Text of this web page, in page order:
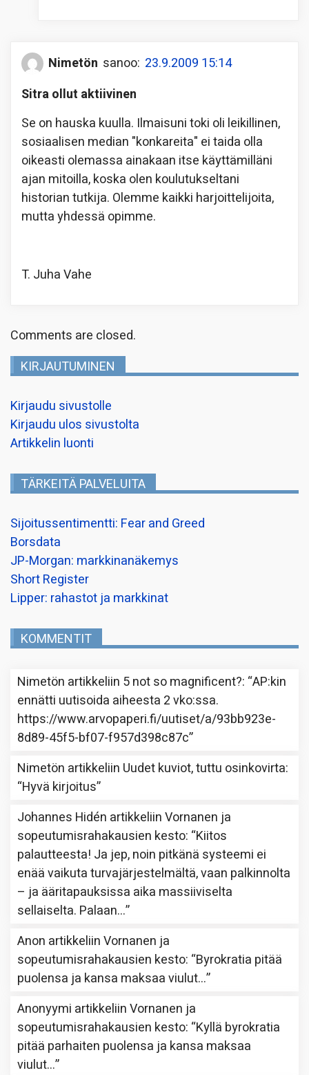
Nimetön sanoo: 23.9.2009 15:14
Sitra ollut aktiivinen
Se on hauska kuulla. Ilmaisuni toki oli leikillinen,
sosiaalisen median "konkareita" ei taida olla
oikeasti olemassa ainakaan itse käyttämilläni
ajan mitoilla, koska olen koulutukseltani
historian tutkija. Olemme kaikki harjoittelijoita,
mutta yhdessä opimme.
T. Juha Vahe
Comments are closed.
KIRJAUTUMINEN
Kirjaudu sivustolle
Kirjaudu ulos sivustolta
Artikkelin luonti
TÄRKEITÄ PALVELUITA
Sijoitussentimentti: Fear and Greed
Borsdata
JP-Morgan: markkinanäkemys
Short Register
Lipper: rahastot ja markkinat
KOMMENTIT
Nimetön artikkeliin 5 not so magnificent?: “AP:kin
ennätti uutisoida aiheesta 2 vko:ssa.
https://www.arvopaperi.fi/uutiset/a/93bb923e-
8d89-45f5-bf07-f957d398c87c”
Nimetön artikkeliin Uudet kuviot, tuttu osinkovirta:
“Hyvä kirjoitus”
Johannes Hidén artikkeliinVornanen ja
sopeutumisrahakausien kesto: “Kiitos
palautteesta! Ja jep, noin pitkänä systeemi ei
enää vaikuta turvajärjestelmältä, vaan palkinnolta
– ja ääritapauksissa aika massiiviselta
sellaiselta. Palaan…”
Anon artikkeliinVornanen ja
sopeutumisrahakausien kesto: “Byrokratia pitää
puolensa ja kansa maksaa viulut…”
Anonyymi artikkeliinVornanen ja
sopeutumisrahakausien kesto: “Kyllä byrokratia
pitää parhaiten puolensa ja kansa maksaa
viulut…”